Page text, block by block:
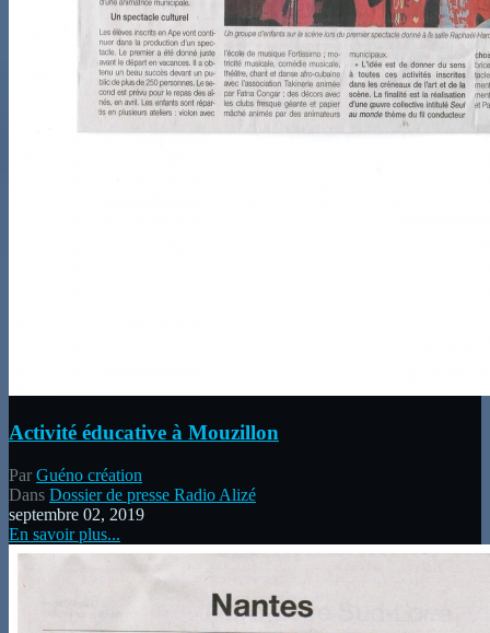
Activité éducative à Mouzillon
Par Guéno création
Dans Dossier de presse Radio Alizé
septembre 02, 2019
En savoir plus...